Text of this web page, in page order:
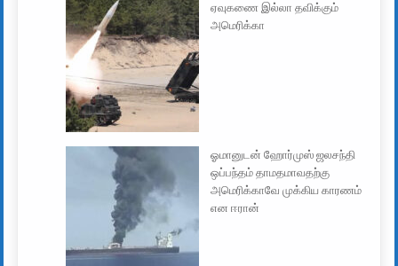
ஏவுகணை இல்லா தவிக்கும்
அமெரிக்கா
ஓமானுடன் ஹோர்முஸ் ஜலசந்தி
ஒப்பந்தம் தாமதமாவதற்கு
அமெரிக்காவே முக்கிய காரணம்
என ஈரான்